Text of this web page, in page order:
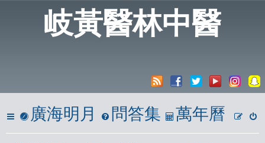
岐黃醫林中醫
廣海明月 問答集 萬年曆